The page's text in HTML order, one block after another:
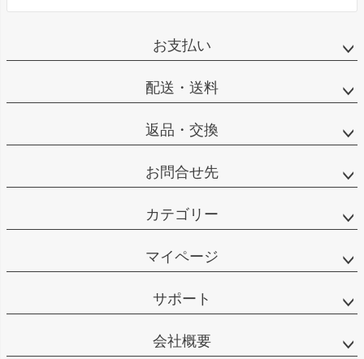
お支払い
配送・送料
返品・交換
お問合せ先
カテゴリー
マイページ
サポート
会社概要